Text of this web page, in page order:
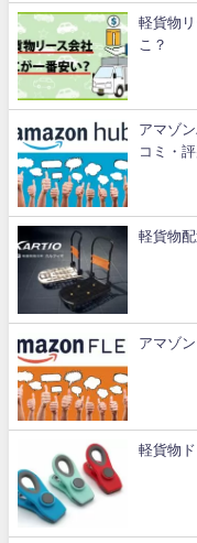
軽貨物
こ？
アマゾ
コミ・評
軽貨物
アマゾ
軽貨物